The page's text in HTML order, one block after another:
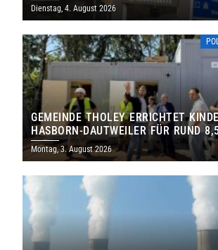
Dienstag, 4. August 2026
GEMEINDE THOLEY ERRICHTET
HASBORN-DAUTWEILER FÜR RUND
MILLIONEN EURO
Montag, 3. August 2026